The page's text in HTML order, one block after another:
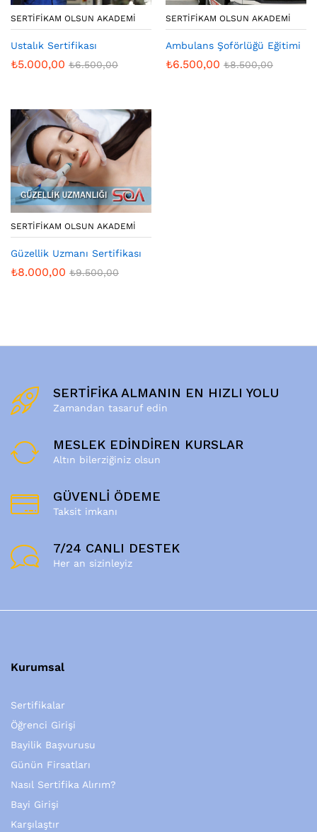
SERTIFIKAM OLSUN AKADEMI
Ustalık Sertifikası
₺5.000,00 ₺6.500,00
SERTIFIKAM OLSUN AKADEMI
Ambulans Şoförlüğü Eğitimi
₺6.500,00 ₺8.500,00
SERTIFIKAM OLSUN AKADEMI
Güzellik Uzmanı Sertifikası
₺8.000,00 ₺9.500,00
SERTİFİKA ALMANIN EN HIZLI YOLU
Zamandan tasaruf edin
MESLEK EDİNDİREN KURSLAR
Altın bilerziğiniz olsun
GÜVENLİ ÖDEME
Taksit imkanı
7/24 CANLI DESTEK
Her an sizinleyiz
Kurumsal
Sertifikalar
Öğrenci Girişi
Bayilik Başvurusu
Günün Firsatları
Nasıl Sertifika Alırım?
Bayi Girişi
Karşılaştır